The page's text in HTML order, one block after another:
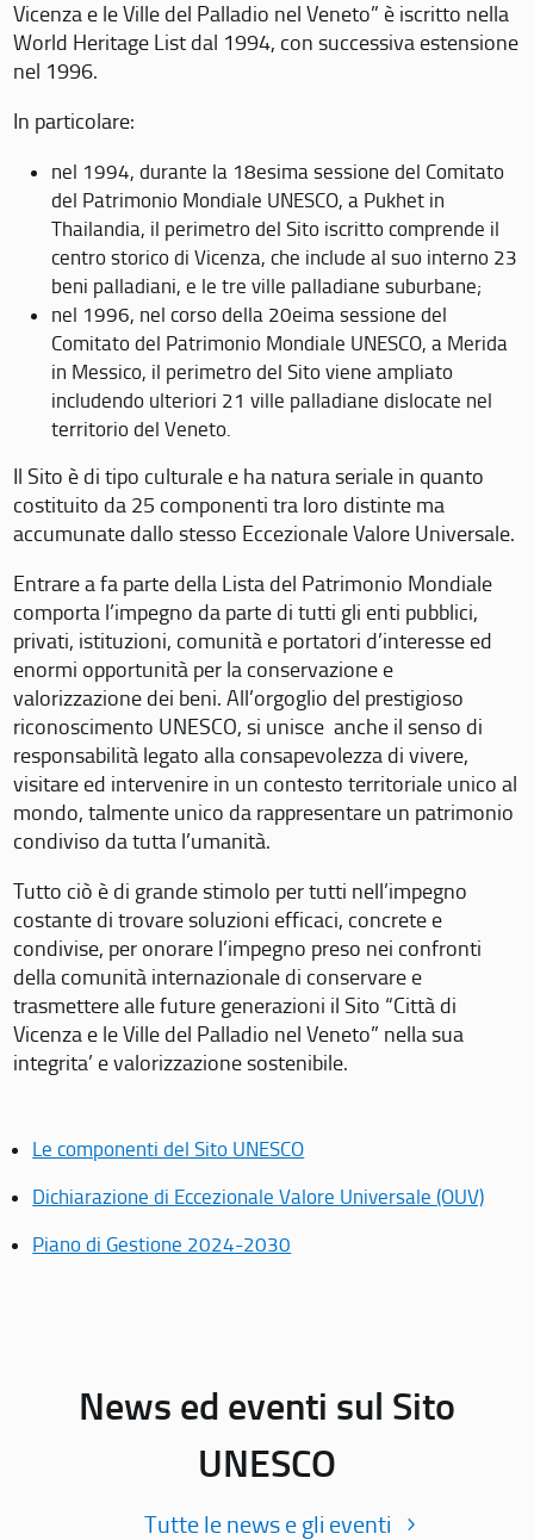
Vicenza e le Ville del Palladio nel Veneto” è iscritto nella
World Heritage List dal 1994, con successiva estensione
nel 1996.
In particolare:
nel 1994, durante la 18esima sessione del Comitato
del Patrimonio Mondiale UNESCO, a Pukhet in
Thailandia, il perimetro del Sito iscritto comprende il
centro storico di Vicenza, che include al suo interno 23
beni palladiani, e le tre ville palladiane suburbane;
nel 1996, nel corso della 20eima sessione del
Comitato del Patrimonio Mondiale UNESCO, a Merida
in Messico, il perimetro del Sito viene ampliato
includendo ulteriori 21 ville palladiane dislocate nel
territorio del Veneto.
Il Sito è di tipo culturale e ha natura seriale in quanto
costituito da 25 componenti tra loro distinte ma
accumunate dallo stesso Eccezionale Valore Universale.
Entrare a fa parte della Lista del Patrimonio Mondiale
comporta l’impegno da parte di tutti gli enti pubblici,
privati, istituzioni, comunità e portatori d’interesse ed
enormi opportunità per la conservazione e
valorizzazione dei beni. All’orgoglio del prestigioso
riconoscimento UNESCO, si unisce anche il senso di
responsabilità legato alla consapevolezza di vivere,
visitare ed intervenire in un contesto territoriale unico al
mondo, talmente unico da rappresentare un patrimonio
condiviso da tutta l’umanità.
Tutto ciò è di grande stimolo per tutti nell’impegno
costante di trovare soluzioni efficaci, concrete e
condivise, per onorare l’impegno preso nei confronti
della comunità internazionale di conservare e
trasmettere alle future generazioni il Sito “Città di
Vicenza e le Ville del Palladio nel Veneto” nella sua
integrita’ e valorizzazione sostenibile.
Le componenti del Sito UNESCO
Dichiarazione di Eccezionale Valore Universale (OUV)
Piano di Gestione 2024-2030
News ed eventi sul Sito
UNESCO
Tutte le news e gli eventi